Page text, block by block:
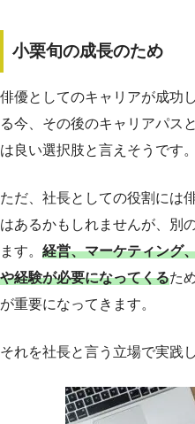
小栗旬の成長のため
俳優としてのキャリアが成功
る今、その後のキャリアパス
は良い選択肢と言えそうです。
ただ、社長としての役割には
はあるかもしれませんが、別
ます。 経営、マーケティング
や経験が必要になってくるた
が重要になってきます。
それを社長と言う立場で実践